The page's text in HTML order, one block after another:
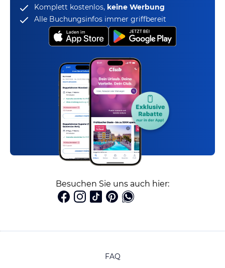
Komplett kostenlos, keine Werbung
Alle Buchungsinfos immer griffbereit
Besuchen Sie uns auch hier:
FAQ